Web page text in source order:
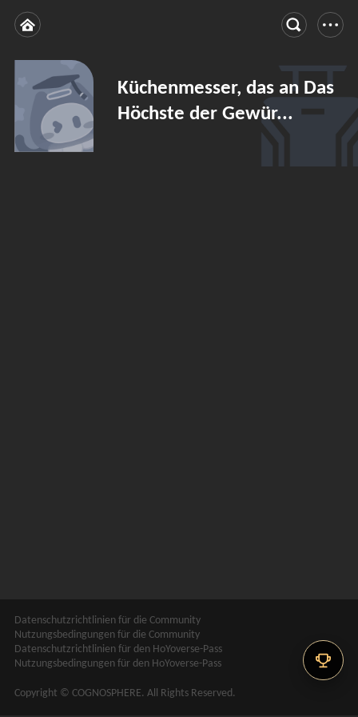
Küchenmesser, das an Das
Höchste der Gewür...
Datenschutzrichtlinien für die Community
Nutzungsbedingungen für die Community
Datenschutzrichtlinien für den HoYoverse-Pass
Nutzungsbedingungen für den HoYoverse-Pass
Copyright © COGNOSPHERE. All Rights Reserved.